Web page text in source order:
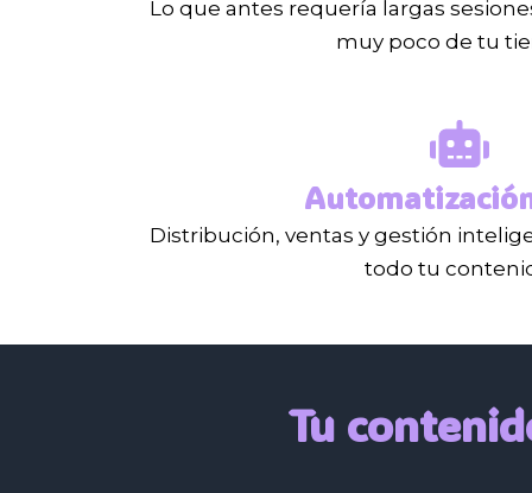
Lo que antes requería largas
muy poco de tu
Distribución, ventas y gestión
todo tu
Tu